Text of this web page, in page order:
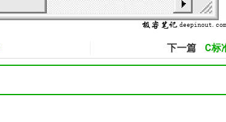
下一篇 C标